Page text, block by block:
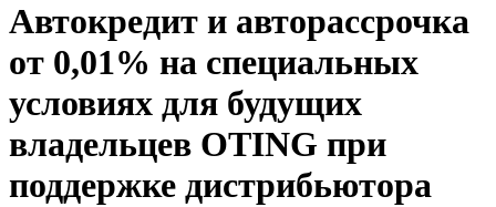
Автокредит и авторассрочка
от 0,01% на специальных
условиях для будущих
владельцев OTING при
поддержке дистрибьютора